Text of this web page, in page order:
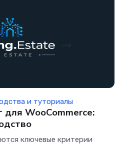
и туториалы
для WooCommerce:
ключевые критерии